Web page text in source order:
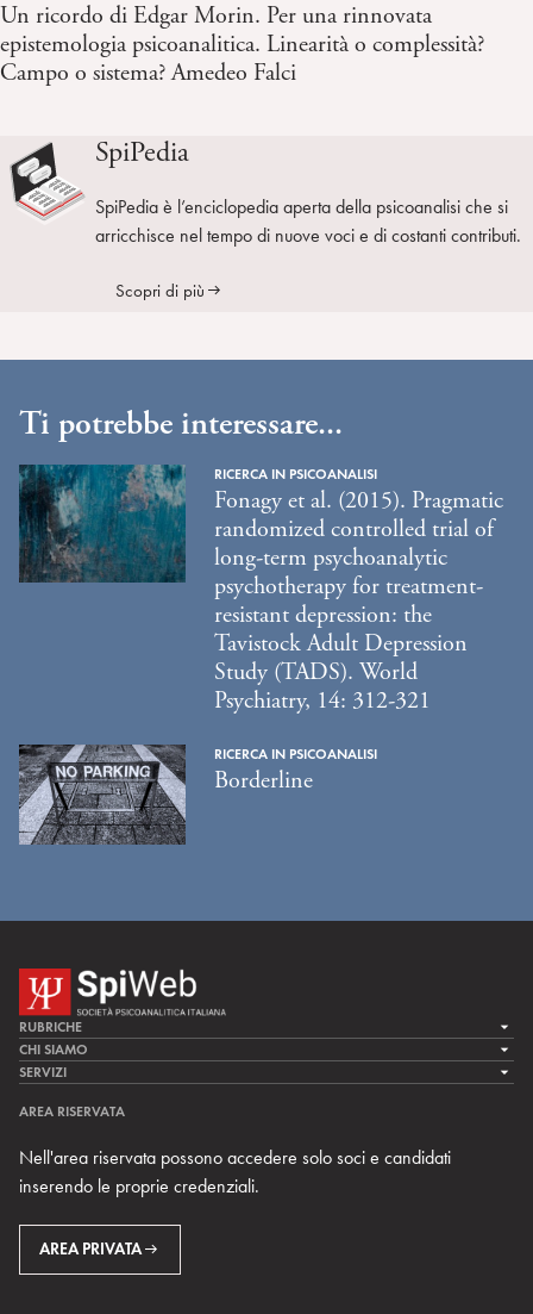
Un ricordo di Edgar Morin. Per una rinnovata
epistemologia psicoanalitica. Linearità o complessità?
Campo o sistema? Amedeo Falci
SpiPedia
SpiPedia è l’enciclopedia aperta della psicoanalisi che si
arricchisce nel tempo di nuove voci e di costanti contributi.
Scopri di più
Ti potrebbe interessare...
RICERCA IN PSICOANALISI
Fonagy et al. (2015). Pragmatic
randomized controlled trial of
long-term psychoanalytic
psychotherapy for treatment-
resistant depression: the
Tavistock Adult Depression
Study (TADS). World
Psychiatry, 14: 312-321
RICERCA IN PSICOANALISI
Borderline
RUBRICHE
LA CURA
LA RICERCA
MULTIMEDIA
CHI SIAMO
LA SPI
TEAM DI SPIWEB
CONTATTI
RIVISTE
SERVIZI
ARCHIVIO STORICO
AREA RISERVATA
Nell'area riservata possono accedere solo soci e candidati
inserendo le proprie credenziali.
AREA PRIVATA